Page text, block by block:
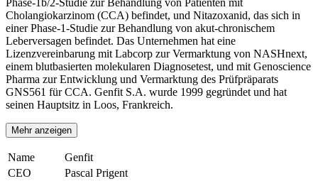
Cholangiokarzinom (CCA) befindet, und Nitazoxanid, das sich in
einer Phase-1-Studie zur Behandlung von akut-chronischem
Leberversagen befindet. Das Unternehmen hat eine
Lizenzvereinbarung mit Labcorp zur Vermarktung von NASHnext,
einem blutbasierten molekularen Diagnosetest, und mit Genoscience
Pharma zur Entwicklung und Vermarktung des Prüfpräparats
GNS561 für CCA. Genfit S.A. wurde 1999 gegründet und hat
seinen Hauptsitz in Loos, Frankreich.
Mehr anzeigen
Name
Genfit
CEO
Pascal Prigent